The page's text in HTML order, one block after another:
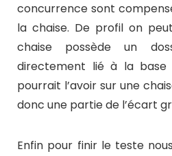
concurrence sont
la chaise. De profil on
chaise possède un
directement lié à la base
pourrait l’avoir sur une
donc une partie de l’écart
Enfin pour finir le teste